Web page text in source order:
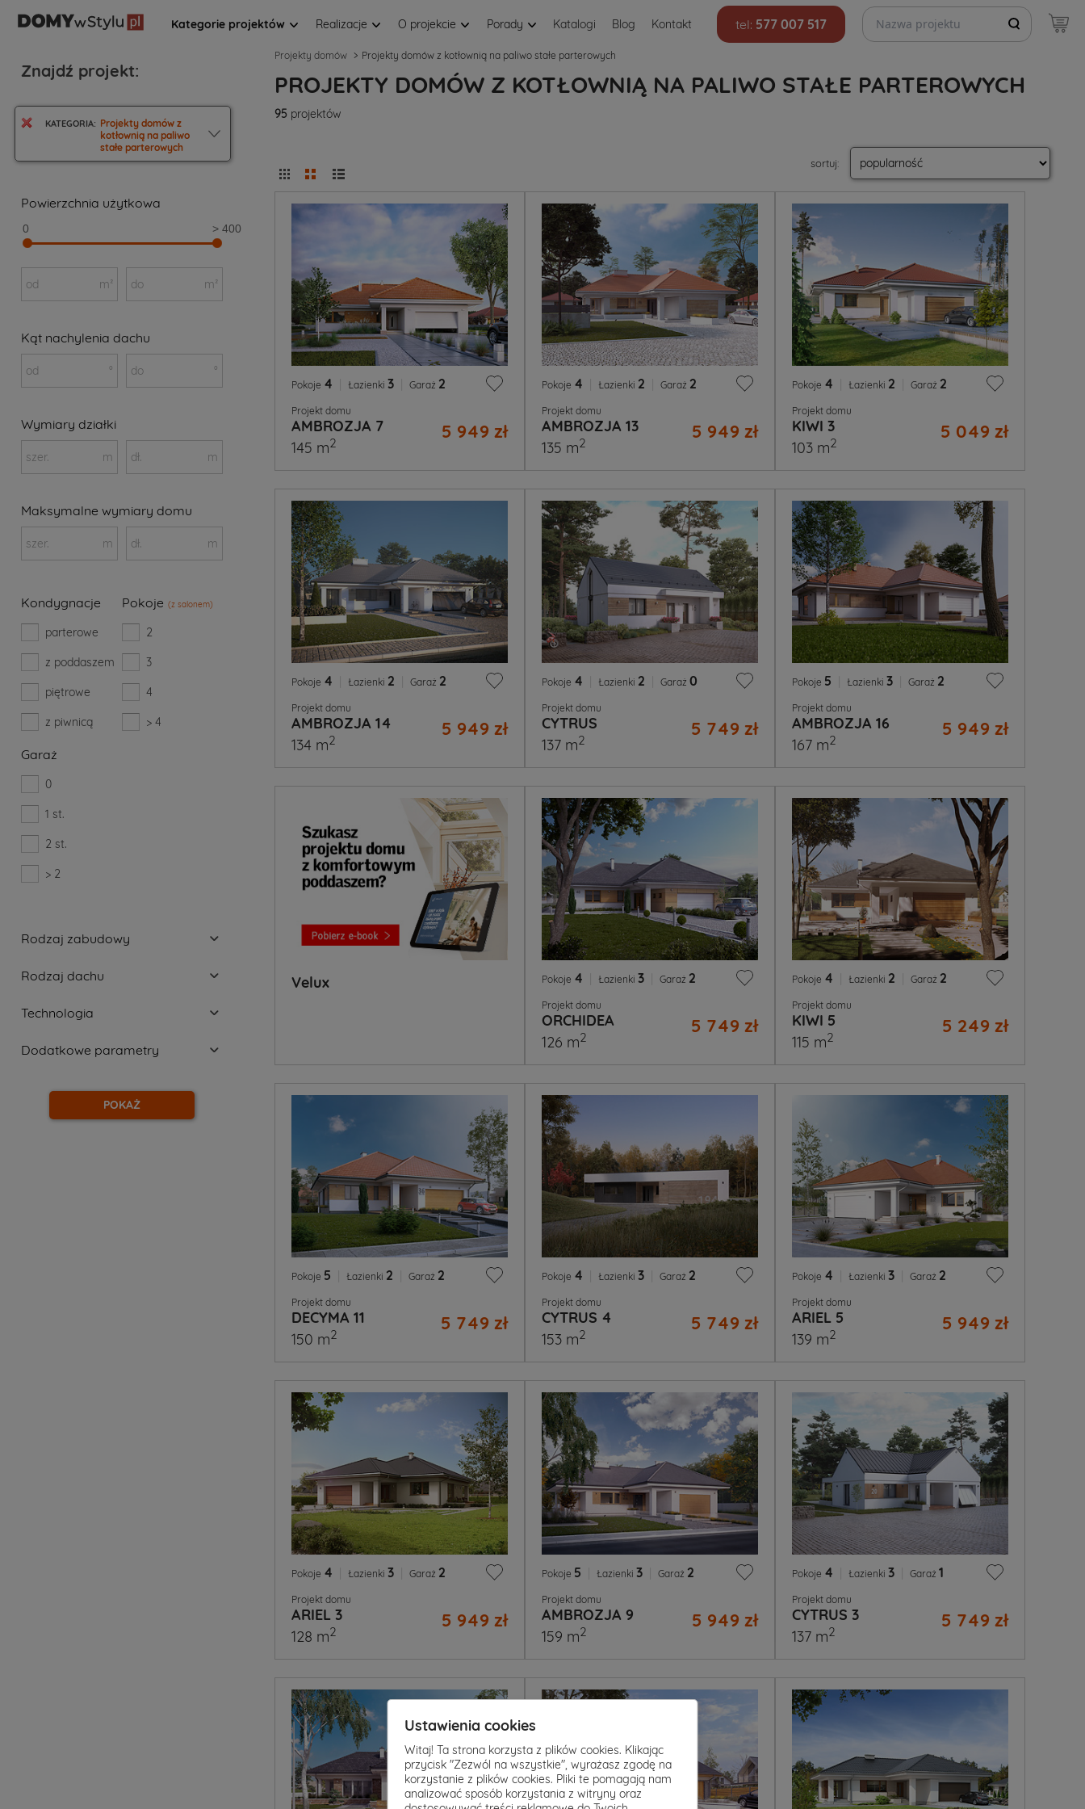
Kategorie projektów Realizacje O projekcie Porady Katalogi Blog Kontakt tel: 577 007 517
Szukaj projektów
Projekty domów Projekty domów z kotłownią na paliwo stałe parterowych
PROJEKTY DOMÓW Z KOTŁOWNIĄ NA PALIWO STAŁE PARTEROWYCH
95 projektów
sortuj:
Pokoje 4 Łazienki 3 Garaż 2
Projekt domu
AMBROZJA 7 5 949 zł
145 m2
Pokoje 4 Łazienki 2 Garaż 2
Projekt domu
AMBROZJA 13 5 949 zł
135 m2
Pokoje 4 Łazienki 2 Garaż 2
Projekt domu
KIWI 3 5 049 zł
103 m2
Pokoje 4 Łazienki 2 Garaż 2
Projekt domu
AMBROZJA 14 5 949 zł
134 m2
Pokoje 4 Łazienki 2 Garaż 0
Projekt domu
CYTRUS 5 749 zł
137 m2
Pokoje 5 Łazienki 3 Garaż 2
Projekt domu
AMBROZJA 16 5 949 zł
167 m2
Velux Pokoje 4 Łazienki 3 Garaż 2
Projekt domu
ORCHIDEA 5 749 zł
126 m2
Pokoje 4 Łazienki 2 Garaż 2
Projekt domu
KIWI 5 5 249 zł
115 m2
Pokoje 5 Łazienki 2 Garaż 2
Projekt domu
DECYMA 11 5 749 zł
150 m2
Pokoje 4 Łazienki 3 Garaż 2
Projekt domu
CYTRUS 4 5 749 zł
153 m2
Pokoje 4 Łazienki 3 Garaż 2
Projekt domu
ARIEL 5 5 949 zł
139 m2
Pokoje 4 Łazienki 3 Garaż 2
Projekt domu
ARIEL 3 5 949 zł
128 m2
Pokoje 5 Łazienki 3 Garaż 2
Projekt domu
AMBROZJA 9 5 949 zł
159 m2
Pokoje 4 Łazienki 3 Garaż 1
Projekt domu
CYTRUS 3 5 749 zł
137 m2
Znajdź projekt:
KATEGORIA: Projekty domów z
kotłownią na paliwo
stałe parterowych
Powierzchnia użytkowa
0 > 400
od m² do m²
Kąt nachylenia dachu
od ° do °
Wymiary działki
szer. m dł. m
Maksymalne wymiary domu
szer. m dł. m
Kondygnacje
parterowe
z poddaszem
piętrowe
z piwnicą
Pokoje (z salonem)
2
3
4
> 4
Garaż
0
1 st.
2 st.
> 2
Rodzaj zabudowy
Rodzaj dachu
Technologia
Dodatkowe parametry
POKAŻ
Ustawienia cookies
Witaj! Ta strona korzysta z plików cookies. Klikając
przycisk "Zezwól na wszystkie", wyrażasz zgodę na
korzystanie z plików cookies. Pliki te pomagają nam
analizować sposób korzystania z witryny oraz